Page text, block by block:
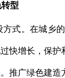
型
式。在城乡
快增长，保
推广绿色建